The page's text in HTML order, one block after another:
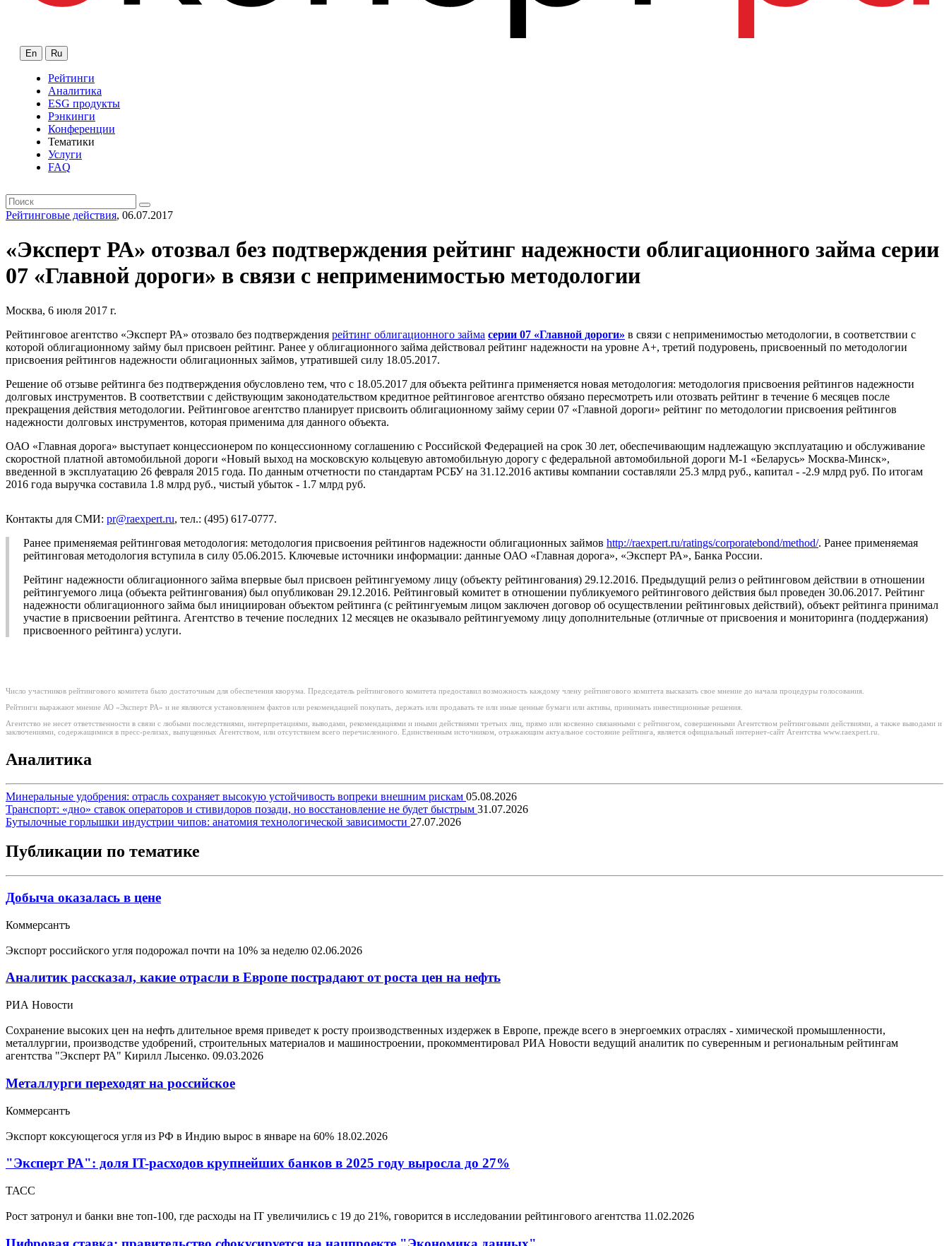
En Ru
Рейтинги
Аналитика
ESG продукты
Рэнкинги
Конференции
Тематики
Услуги
FAQ
Рейтинговые действия, 06.07.2017
«Эксперт РА» отозвал без подтверждения рейтинг надежности облигационного займа серии
07 «Главной дороги» в связи с неприменимостью методологии
Москва, 6 июля 2017 г.
Рейтинговое агентство «Эксперт РА» отозвало без подтверждения рейтинг облигационного займа серии 07 «Главной дороги» в связи с неприменимостью методологии, в соответствии с
которой облигационному займу был присвоен рейтинг. Ранее у облигационного займа действовал рейтинг надежности на уровне А+, третий подуровень, присвоенный по методологии
присвоения рейтингов надежности облигационных займов, утратившей силу 18.05.2017.
Решение об отзыве рейтинга без подтверждения обусловлено тем, что с 18.05.2017 для объекта рейтинга применяется новая методология: методология присвоения рейтингов надежности
долговых инструментов. В соответствии с действующим законодательством кредитное рейтинговое агентство обязано пересмотреть или отозвать рейтинг в течение 6 месяцев после
прекращения действия методологии. Рейтинговое агентство планирует присвоить облигационному займу серии 07 «Главной дороги» рейтинг по методологии присвоения рейтингов
надежности долговых инструментов, которая применима для данного объекта.
ОАО «Главная дорога» выступает концессионером по концессионному соглашению с Российской Федерацией на срок 30 лет, обеспечивающим надлежащую эксплуатацию и обслуживание
скоростной платной автомобильной дороги «Новый выход на московскую кольцевую автомобильную дорогу с федеральной автомобильной дороги М-1 «Беларусь» Москва-Минск»,
введенной в эксплуатацию 26 февраля 2015 года. По данным отчетности по стандартам РСБУ на 31.12.2016 активы компании составляли 25.3 млрд руб., капитал - -2.9 млрд руб. По итогам
2016 года выручка составила 1.8 млрд руб., чистый убыток - 1.7 млрд руб.
Контакты для СМИ: pr@raexpert.ru, тел.: (495) 617-0777.
Ранее применяемая рейтинговая методология: методология присвоения рейтингов надежности облигационных займов http://raexpert.ru/ratings/corporatebond/method/. Ранее применяемая
рейтинговая методология вступила в силу 05.06.2015. Ключевые источники информации: данные ОАО «Главная дорога», «Эксперт РА», Банка России.
Рейтинг надежности облигационного займа впервые был присвоен рейтингуемому лицу (объекту рейтингования) 29.12.2016. Предыдущий релиз о рейтинговом действии в отношении
рейтингуемого лица (объекта рейтингования) был опубликован 29.12.2016. Рейтинговый комитет в отношении публикуемого рейтингового действия был проведен 30.06.2017. Рейтинг
надежности облигационного займа был инициирован объектом рейтинга (с рейтингуемым лицом заключен договор об осуществлении рейтинговых действий), объект рейтинга принимал
участие в присвоении рейтинга. Агентство в течение последних 12 месяцев не оказывало рейтингуемому лицу дополнительные (отличные от присвоения и мониторинга (поддержания)
присвоенного рейтинга) услуги.
Число участников рейтингового комитета было достаточным для обеспечения кворума. Председатель рейтингового комитета предоставил возможность каждому члену рейтингового комитета высказать свое мнение до начала процедуры голосования.
Рейтинги выражают мнение АО «Эксперт РА» и не являются установлением фактов или рекомендацией покупать, держать или продавать те или иные ценные бумаги или активы, принимать инвестиционные решения.
Агентство не несет ответственности в связи с любыми последствиями, интерпретациями, выводами, рекомендациями и иными действиями третьих лиц, прямо или косвенно связанными с рейтингом, совершенными Агентством рейтинговыми действиями, а также выводами и
заключениями, содержащимися в пресс-релизах, выпущенных Агентством, или отсутствием всего перечисленного. Единственным источником, отражающим актуальное состояние рейтинга, является официальный интернет-сайт Агентства www.raexpert.ru.
Аналитика
Минеральные удобрения: отрасль сохраняет высокую устойчивость вопреки внешним рискам 05.08.2026
Транспорт: «дно» ставок операторов и стивидоров позади, но восстановление не будет быстрым 31.07.2026
Бутылочные горлышки индустрии чипов: анатомия технологической зависимости 27.07.2026
Публикации по тематике
Добыча оказалась в цене
Коммерсантъ
Экспорт российского угля подорожал почти на 10% за неделю 02.06.2026
Аналитик рассказал, какие отрасли в Европе пострадают от роста цен на нефть
РИА Новости
Сохранение высоких цен на нефть длительное время приведет к росту производственных издержек в Европе, прежде всего в энергоемких отраслях - химической промышленности,
металлургии, производстве удобрений, строительных материалов и машиностроении, прокомментировал РИА Новости ведущий аналитик по суверенным и региональным рейтингам
агентства "Эксперт РА" Кирилл Лысенко. 09.03.2026
Металлурги переходят на российское
Коммерсантъ
Экспорт коксующегося угля из РФ в Индию вырос в январе на 60% 18.02.2026
"Эксперт РА": доля IT-расходов крупнейших банков в 2025 году выросла до 27%
ТАСС
Рост затронул и банки вне топ-100, где расходы на IT увеличились с 19 до 21%, говорится в исследовании рейтингового агентства 11.02.2026